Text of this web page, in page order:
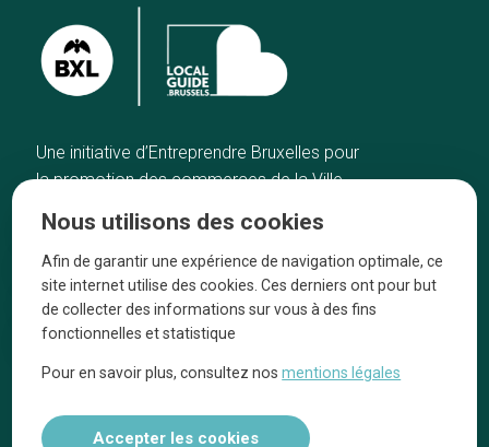
Une initiative d’Entreprendre Bruxelles pour
la promotion des commerces de la Ville
Accueil
Bonnes adresses
Quartiers
Blog
Tops 10
Artisans
A propos
On parle de nous
Nous utilisons des cookies
Afin de garantir une expérience de navigation optimale, ce
site internet utilise des cookies. Ces derniers ont pour but
de collecter des informations sur vous à des fins
fonctionnelles et statistique
Pour en savoir plus, consultez nosmentions légales
Accepter les cookies